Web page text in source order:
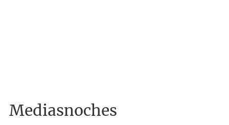
Mediasnoches